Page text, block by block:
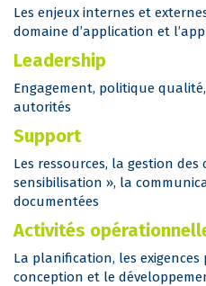
Les enjeux internes et
domaine d’application et
Leadership
Engagement, politique
autorités
Support
Les ressources, la gestion des
sensibilisation », la
documentées
Activités
La planification, les exigences
conception et le